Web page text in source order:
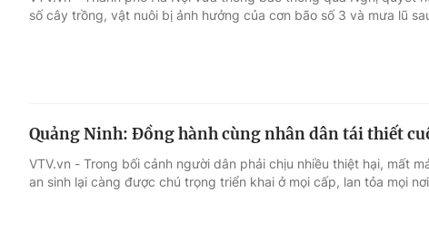
số cây trồng, vật nuôi bị ảnh hưởng của cơn bão số 3 và mưa lũ
Quảng Ninh: Đồng hành cùng nhân dân tái thiết
VTV.vn - Trong bối cảnh người dân phải chịu nhiều thiệt hại, mất
an sinh lại càng được chú trọng triển khai ở mọi cấp, lan tỏa mọi